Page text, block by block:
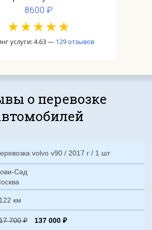
8600
услуги: 4.63 — 129 отзывов
о перевозке
volvo v90 / 2017 г / 1 шт
Сад
км
700 137 000